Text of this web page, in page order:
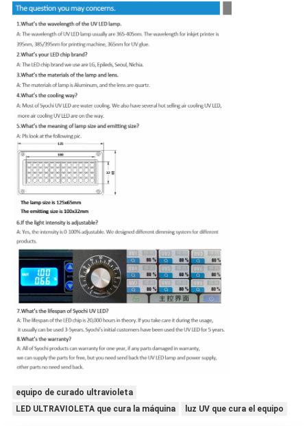
equipo de curado ultravioleta
LED ULTRAVIOLETA que cura la máquina
luz UV que cura el equipo